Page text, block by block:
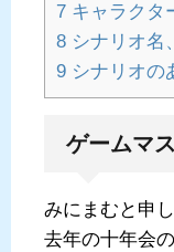
7 キャラクタ
8 シナリオ名
9 シナリオの
ゲームマ
みにまむと申
去年の十年会